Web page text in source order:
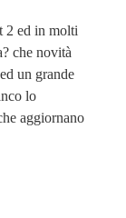
2 ed in molti
che novità
un grande
lo
aggiornano